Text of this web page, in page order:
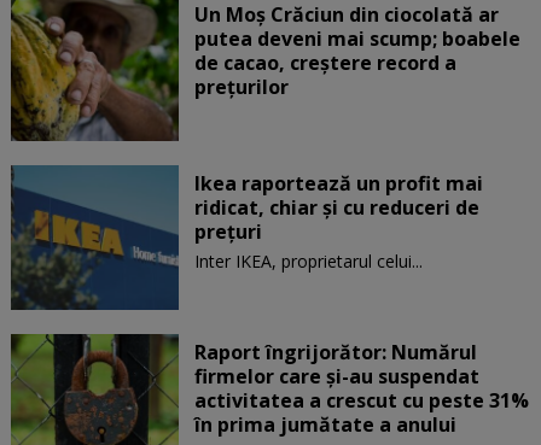
Un Moş Crăciun din ciocolată ar
putea deveni mai scump; boabele
de cacao, creştere record a
preţurilor
Ikea raportează un profit mai
ridicat, chiar și cu reduceri de
preţuri
Inter IKEA, proprietarul celui...
Raport îngrijorător: Numărul
firmelor care şi-au suspendat
activitatea a crescut cu peste 31%
în prima jumătate a anului